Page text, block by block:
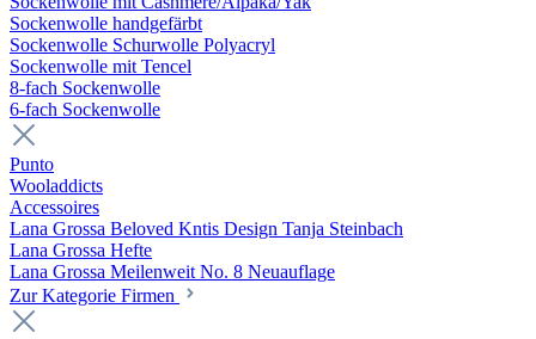
Sockenwolle handgefärbt
Sockenwolle Schurwolle Polyacryl
Sockenwolle mit Tencel
8-fach Sockenwolle
6-fach Sockenwolle
Punto
Wooladdicts
Accessoires
Lana Grossa Beloved Kntis Design Tanja Steinbach
Lana Grossa Hefte
Lana Grossa Meilenweit No. 8 Neuauflage
Zur Kategorie Firmen